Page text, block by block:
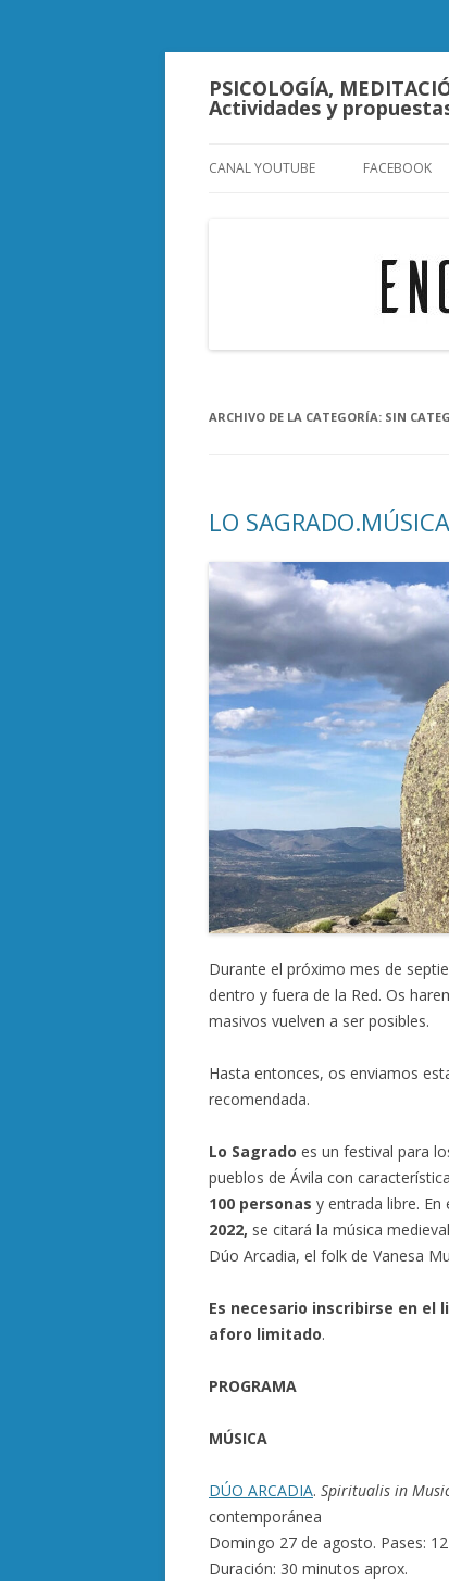
PSICOLOGÍA,
Actividades y
CANAL YOUTUBE FACEBOOK
ARCHIVO DE LA CATEGORÍA: SIN
LO
Durante el próximo mes de
dentro y fuera de la Red. Os
masivos vuelven a ser posibles.
Hasta entonces, os enviamos
recomendada.
Lo Sagrado es un festival para
pueblos de Ávila con
100 personas y entrada libre. En
2022, se citará la música
Dúo Arcadia, el folk de Vanesa
Es necesario inscribirse en
aforo limitado.
PROGRAMA
MÚSICA
DÚO ARCADIA. Spiritualis in
contemporánea
Domingo 27 de agosto. Pases:
Duración: 30 minutos aprox.